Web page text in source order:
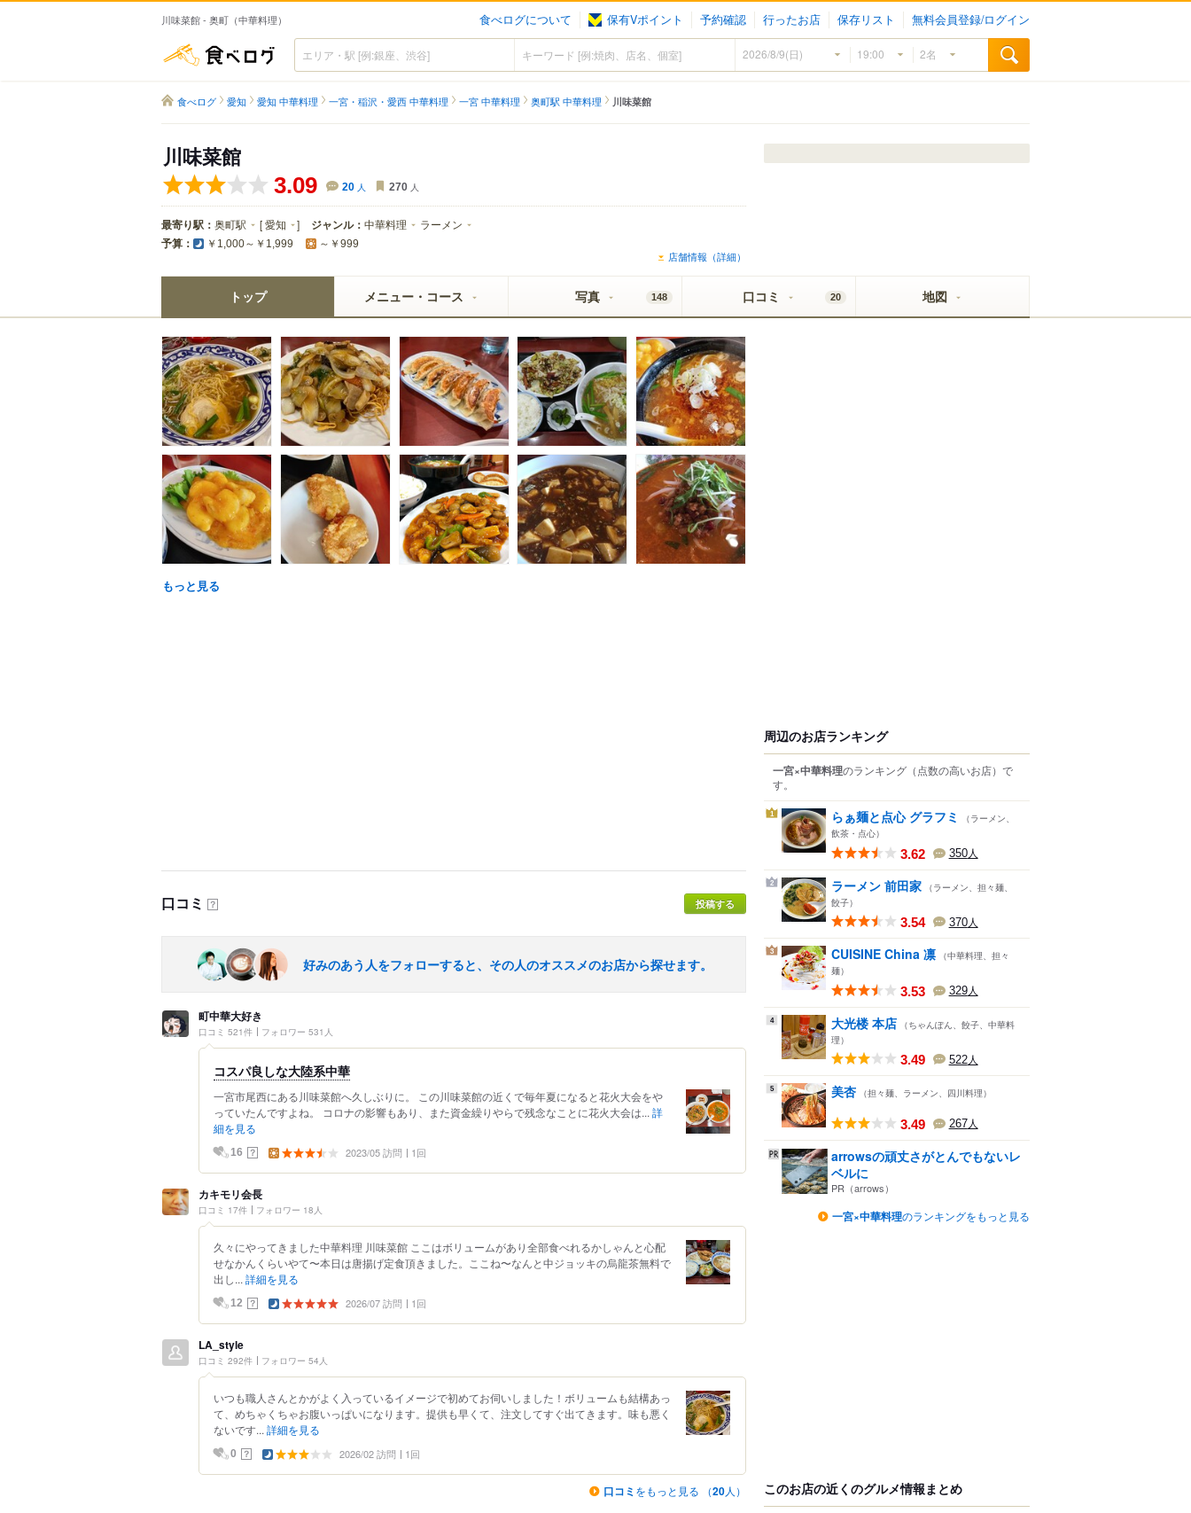
川味菜館 - 奥町（中華料理） 食べログについて 保有Vポイント 予約確認 行ったお店 保存リスト 無料会員登録/ログイン
食べログ
食べログ 愛知 愛知 中華料理 一宮・稲沢・愛西 中華料理 一宮 中華料理 奥町駅 中華料理 川味菜館
川味菜館
3.09 20 人 270 人
最寄り駅： 奥町駅 [愛知 ] ジャンル： 中華料理 ラーメン
予算： ￥1,000～￥1,999 ～￥999
店舗情報（詳細）
トップ メニュー・コース 写真 148 口コミ 20 地図
もっと見る
口コミ ？ 投稿する
好みのあう人をフォローすると、その人のオススメのお店から探せます。
町中華大好き
口コミ 521件 フォロワー 531人
コスパ良しな大陸系中華
一宮市尾西にある川味菜館へ久しぶりに。 この川味菜館の近くで毎年夏になると花火大会をや
っていたんですよね。 コロナの影響もあり、また資金繰りやらで残念なことに花火大会は... 詳
細を見る
16 ？ 2023/05 訪問 1回
カキモリ会長
口コミ 17件 フォロワー 18人
久々にやってきました中華料理 川味菜館 ここはボリュームがあり全部食べれるかしゃんと心配
せなかんくらいやて〜本日は唐揚げ定食頂きました。ここね〜なんと中ジョッキの烏龍茶無料で
出し... 詳細を見る
12 ？ 2026/07 訪問 1回
LA_style
口コミ 292件 フォロワー 54人
いつも職人さんとかがよく入っているイメージで初めてお伺いしました！ボリュームも結構あっ
て、めちゃくちゃお腹いっぱいになります。提供も早くて、注文してすぐ出てきます。味も悪く
ないです... 詳細を見る
0 ？ 2026/02 訪問 1回
口コミ をもっと見る （20人）
周辺のお店ランキング
一宮×中華料理のランキング （点数の高いお店） で
す。
1 らぁ麺と点心 グラフミ
（ラーメン、
飲茶・点心）
3.62 350人
2 ラーメン 前田家 （ラーメン、担々麺、
餃子）
3.54 370人
3 CUISINE China 凛 （中華料理、担々
麺）
3.53 329人
4 大光楼 本店 （ちゃんぽん、餃子、中華料
理）
3.49 522人
5 美杏 （担々麺、ラーメン、四川料理）
3.49 267人
arrowsの頑丈さがとんでもないレ
ベルに
PR（arrows）
一宮×中華料理のランキングをもっと見る
このお店の近くのグルメ情報まとめ